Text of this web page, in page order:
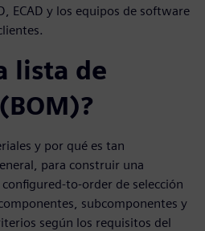
ECAD y los equipos de software
lista de
y por qué es tan
para construir una
to-order de selección
subcomponentes y
según los requisitos del